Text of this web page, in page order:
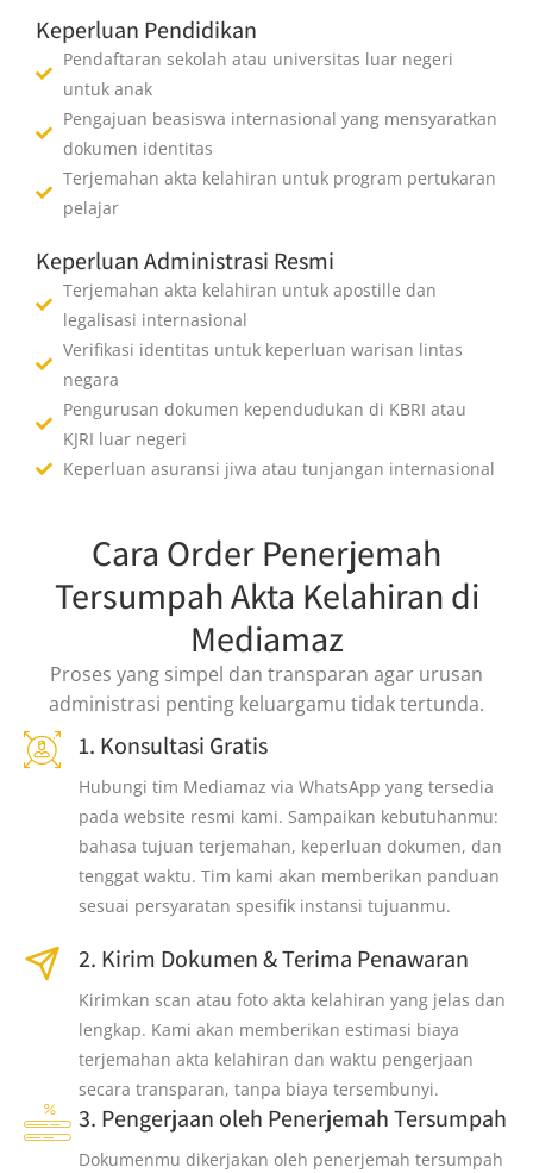
Keperluan Pendidikan
Pendaftaran sekolah atau universitas luar negeri
untuk anak
Pengajuan beasiswa internasional yang mensyaratkan
dokumen identitas
Terjemahan akta kelahiran untuk program pertukaran
pelajar
Keperluan Administrasi Resmi
Terjemahan akta kelahiran untuk apostille dan
legalisasi internasional
Verifikasi identitas untuk keperluan warisan lintas
negara
Pengurusan dokumen kependudukan di KBRI atau
KJRI luar negeri
Keperluan asuransi jiwa atau tunjangan internasional
Cara Order Penerjemah
Tersumpah Akta Kelahiran di
Mediamaz
Proses yang simpel dan transparan agar urusan
administrasi penting keluargamu tidak tertunda.
1. Konsultasi Gratis
Hubungi tim Mediamaz via WhatsApp yang tersedia
pada website resmi kami. Sampaikan kebutuhanmu:
bahasa tujuan terjemahan, keperluan dokumen, dan
tenggat waktu. Tim kami akan memberikan panduan
sesuai persyaratan spesifik instansi tujuanmu.
2. Kirim Dokumen & Terima Penawaran
Kirimkan scan atau foto akta kelahiran yang jelas dan
lengkap. Kami akan memberikan estimasi biaya
terjemahan akta kelahiran dan waktu pengerjaan
secara transparan, tanpa biaya tersembunyi.
3. Pengerjaan oleh Penerjemah Tersumpah
Dokumenmu dikerjakan oleh penerjemah tersumpah